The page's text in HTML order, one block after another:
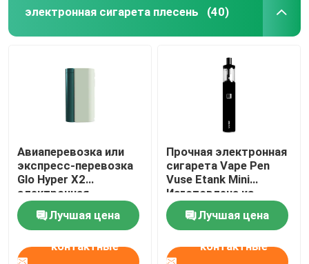
электронная сигарета плесень (40)
Авиаперевозка или
экспресс-перевозка
Glo Hyper X2
электронная
сигарета формы с
формой Мастер
горячего бегущего
системы
Лучшая цена
контактные
Прочная электронная
сигарета Vape Pen
Vuse Etank Mini
Изготовлена из
материала PC/ABS
Лучшая цена
контактные